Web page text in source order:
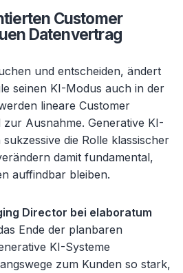
Customer
Datenvertrag
und entscheiden, ändert
seinen KI-Modus auch in der
lineare Customer
Ausnahme. Generative KI-
die Rolle klassischer
damit fundamental,
auffindbar bleiben.
Director bei elaboratum
Ende der planbaren
KI-Systeme
zum Kunden so stark,